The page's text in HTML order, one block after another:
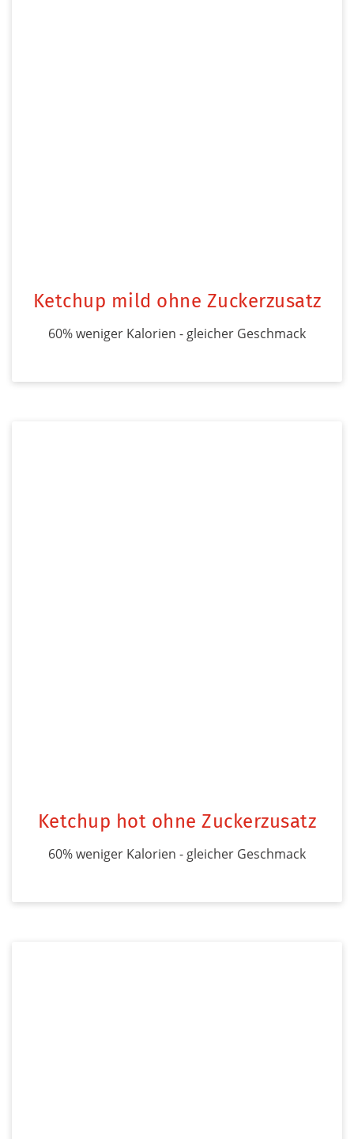
Ketchup mild ohne Zuckerzusatz
60% weniger Kalorien - gleicher Geschmack
Ketchup hot ohne Zuckerzusatz
60% weniger Kalorien - gleicher Geschmack